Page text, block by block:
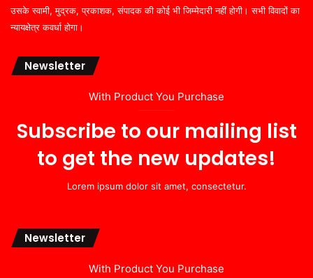
उसके स्वामी, मुद्रक, प्रकाशक, संपादक की कोई भी जिम्मेदारी नहीं होगी। सभी विवादों का
न्यायक्षेत्र कवर्धा होगा।
Newsletter
With Product You Purchase
Subscribe to our mailing list
to get the new updates!
Lorem ipsum dolor sit amet, consectetur.
Newsletter
With Product You Purchase